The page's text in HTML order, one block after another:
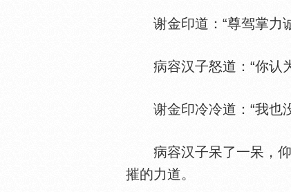
谢金印道：“尊驾掌力诚
病容汉子怒道：“你认
谢金印冷冷道：“我也
病容汉子呆了一呆，仰
摧的力道。